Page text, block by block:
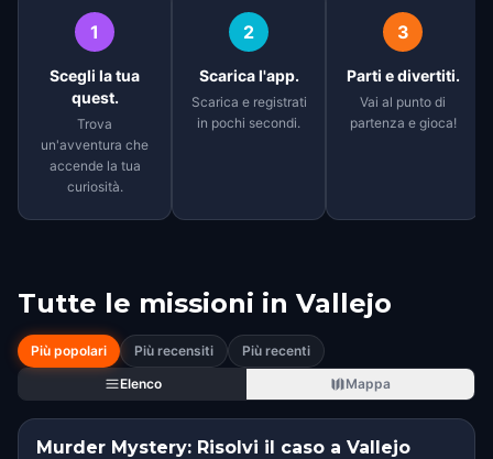
1
Scegli la tua
quest.
Trova
un'avventura che
accende la tua
curiosità.
2
Scarica l'app.
Scarica e registrati
in pochi secondi.
3
Parti e divertiti.
Vai al punto di
partenza e gioca!
Tutte le missioni in Vallejo
Più popolari Più recensiti
Più recenti
Elenco
Mappa
Murder Mystery: Risolvi il caso a Vallejo